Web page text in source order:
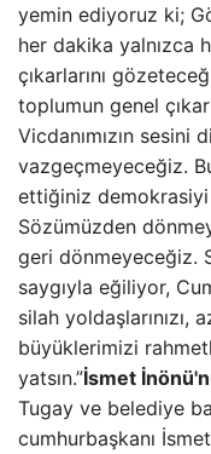
yemin ediyoruz ki;
her dakika yalnızca
çıkarlarını
toplumun genel
Vicdanımızın sesini
vazgeçmeyeceğiz.
ettiğiniz demokrasiyi
Sözümüzden
geri dönmeyeceğiz.
saygıyla eğiliyor,
silah yoldaşlarınızı,
büyüklerimizi
yatsın.”İsmet
Tugay ve belediye
cumhurbaşkanı